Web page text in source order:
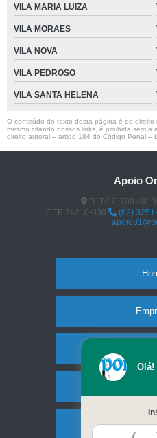
VILA MARIA LUIZA
VILA MORAES
VILA NOVA
VILA PEDROSO
VILA SANTA HELENA
O conteúdo do texto desta página é de direito
mesmo citando nossos links, é proibida sem a
direito autoral – artigo 184 do Código Penal –
Apoio
R. T-27, 700 -St.
CEP:74210-030
(62)
Olá!